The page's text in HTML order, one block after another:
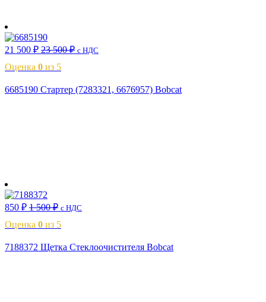
21 500 ₽ 23 500₽ с НДС
Оценка 0 из 5
6685190 Стартер (7283321, 6676957) Bobcat
850 ₽ 1 500₽ с НДС
Оценка 0 из 5
7188372 Щетка Стеклоочистителя Bobcat